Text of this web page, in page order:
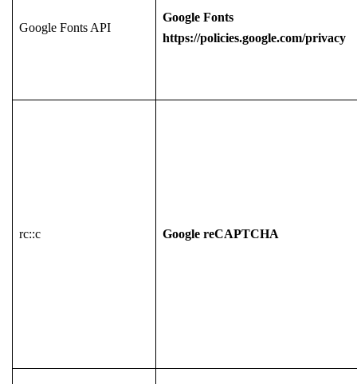
Google Fonts API
Google Fonts
https://policies.google.com/privacy
rc::c Google reCAPTCHA